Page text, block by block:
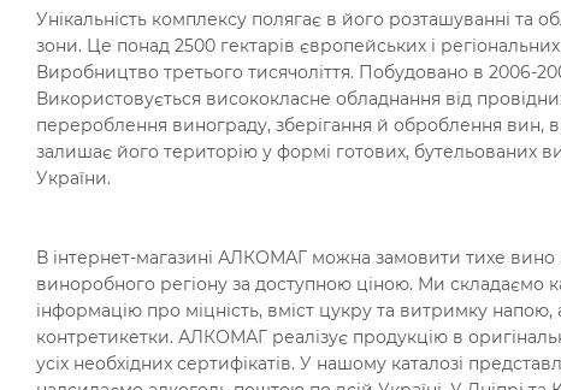
Унікальність комплексу полягає в його розташуванні та
зони. Це понад 2500 гектарів європейських і
Виробництво третього тисячоліття. Побудовано в 2006-
Використовується висококласне обладнання від
перероблення винограду, зберігання й оброблення вин,
залишає його територію у формі готових, бутельованих
України.
В інтернет-магазині АЛКОМАГ можна замовити тихе вино
виноробного регіону за доступною ціною. Ми складаємо
інформацію про міцність, вміст цукру та витримку
контретикетки. АЛКОМАГ реалізує продукцію в
усіх необхідних сертифікатів. У нашому каталозі